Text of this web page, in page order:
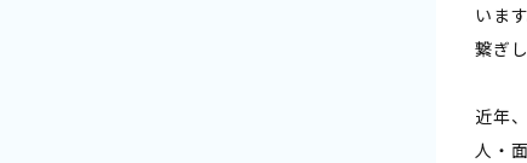
いま
繋ぎし
近年
人・